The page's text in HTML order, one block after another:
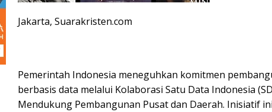
Jakarta, Suarakristen.com
Pemerintah Indonesia meneguhkan komitmen
berbasis data melalui Kolaborasi Satu Data Indonesia
Mendukung Pembangunan Pusat dan Daerah. Inisiatif